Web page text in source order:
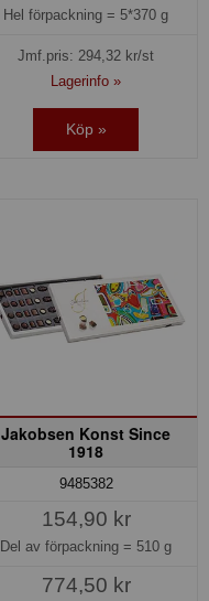
Hel förpackning = 5*370 g
Jmf.pris: 294,32 kr/st
Lagerinfo »
Köp »
Jakobsen Konst Since
1918
9485382
154,90 kr
Del av förpackning = 510 g
774,50 kr